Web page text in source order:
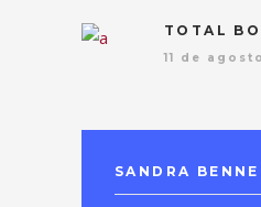
TOTAL
11 de
SANDRA